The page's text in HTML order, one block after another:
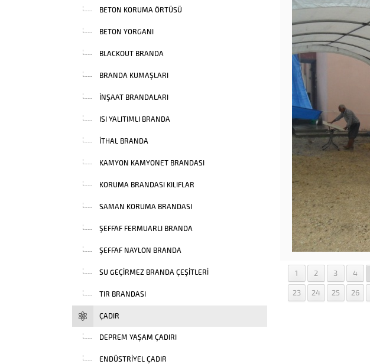
1 2 3 4
23 24 25 26
BETON KORUMA ÖRTÜSÜ
BETON YORGANI
BLACKOUT BRANDA
BRANDA KUMAŞLARI
INŞAAT BRANDALARI
ISI YALITIMLI BRANDA
İTHAL BRANDA
KAMYON KAMYONET BRANDASI
KORUMA BRANDASI KILIFLAR
SAMAN KORUMA BRANDASI
ŞEFFAF FERMUARLI BRANDA
ŞEFFAF NAYLON BRANDA
SU GEÇIRMEZ BRANDA ÇEŞITLERI
TIR BRANDASI
ÇADIR
DEPREM YAŞAM ÇADIRI
ENDÜSTRIYEL ÇADIR